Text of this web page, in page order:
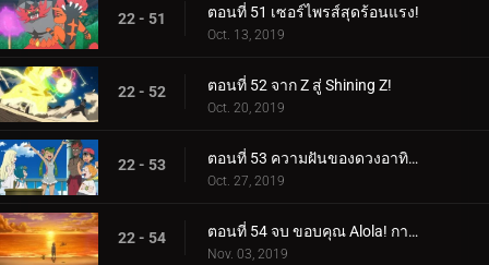
22 - 51 ตอนที่ 51 เซอร์ไพรส์สุดร้อนแรง!
Oct. 13, 2019
22 - 52 ตอนที่ 52 จาก Z สู่ Shining Z!
Oct. 20, 2019
22 - 53 ตอนที่ 53 ความฝันของดวงอาทิตย์และดวงจันทร์!
Oct. 27, 2019
22 - 54 ตอนที่ 54 จบ ขอบคุณ Alola! การเดินทางดำเนินต่อไป!
Nov. 03, 2019